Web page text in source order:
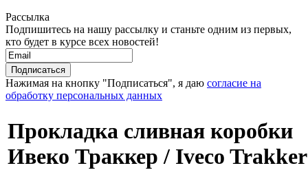
Рассылка
Подпишитесь на нашу рассылку и станьте одним из первых,
кто будет в курсе всех новостей!
Нажимая на кнопку "Подписаться", я даю согласие на
обработку персональных данных
Прокладка сливная коробки
Ивеко Траккер / Iveco Trakker